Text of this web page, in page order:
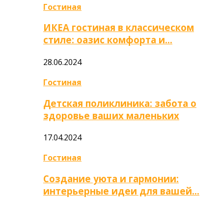
Гостиная
ИКЕА гостиная в классическом
стиле: оазис комфорта и…
28.06.2024
Гостиная
Детская поликлиника: забота о
здоровье ваших маленьких
17.04.2024
Гостиная
Создание уюта и гармонии:
интерьерные идеи для вашей…